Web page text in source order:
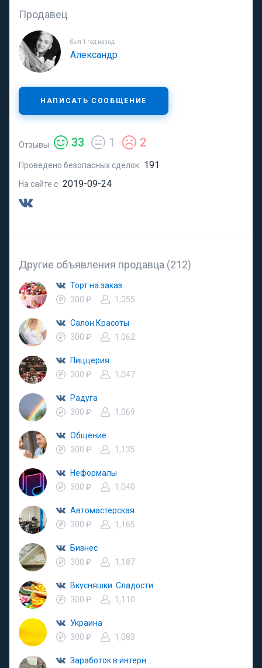
Продавец
был 1 год назад
Александр
НАПИСАТЬ СООБЩЕНИЕ
Отзывы 33 1 2
Проведено безопасных сделок 191
На сайте с 2019-09-24
Другие объявления продавца (212)
Торт на заказ
300 ₽
1,055
Салон Красоты
300 ₽
1,062
Пиццерия
300 ₽
1,047
Радуга
300 ₽
1,069
Общение
300 ₽
1,135
Неформалы
300 ₽
1,040
Автомастерская
300 ₽
1,165
Бизнес
300 ₽
1,187
Вкусняшки. Сладости
300 ₽
1,110
Украина
300 ₽
1,083